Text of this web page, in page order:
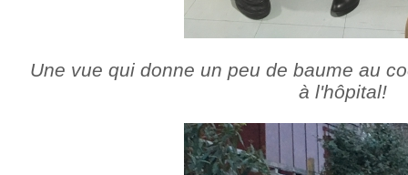
Une vue qui donne un peu de baume au
à l'hôpital!